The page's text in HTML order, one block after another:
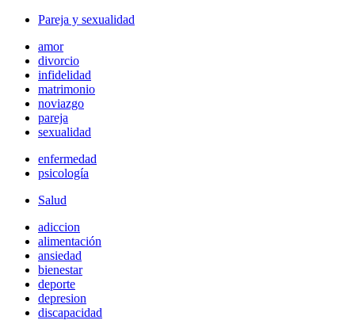
Pareja y sexualidad
amor
divorcio
infidelidad
matrimonio
noviazgo
pareja
sexualidad
enfermedad
psicología
Salud
adiccion
alimentación
ansiedad
bienestar
deporte
depresion
discapacidad